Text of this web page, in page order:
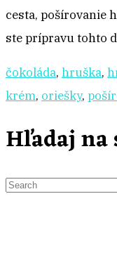
cesta, pošírovanie
ste prípravu tohto
čokoláda, hruška,
krém, oriešky,
Hľadaj na
S